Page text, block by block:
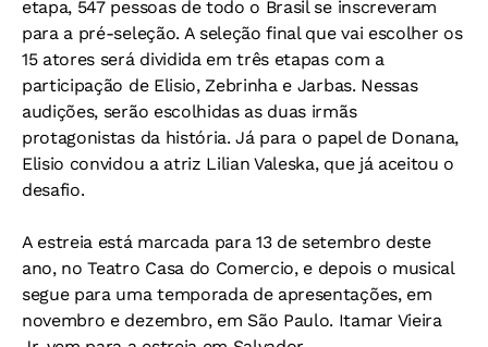
etapa, 547 pessoas de todo o Brasil se inscreveram
para a pré-seleção. A seleção final que vai escolher os
15 atores será dividida em três etapas com a
participação de Elisio, Zebrinha e Jarbas. Nessas
audições, serão escolhidas as duas irmãs
protagonistas da história. Já para o papel de Donana,
Elisio convidou a atriz Lilian Valeska, que já aceitou o
desafio.
A estreia está marcada para 13 de setembro deste
ano, no Teatro Casa do Comercio, e depois o musical
segue para uma temporada de apresentações, em
novembro e dezembro, em São Paulo. Itamar Vieira